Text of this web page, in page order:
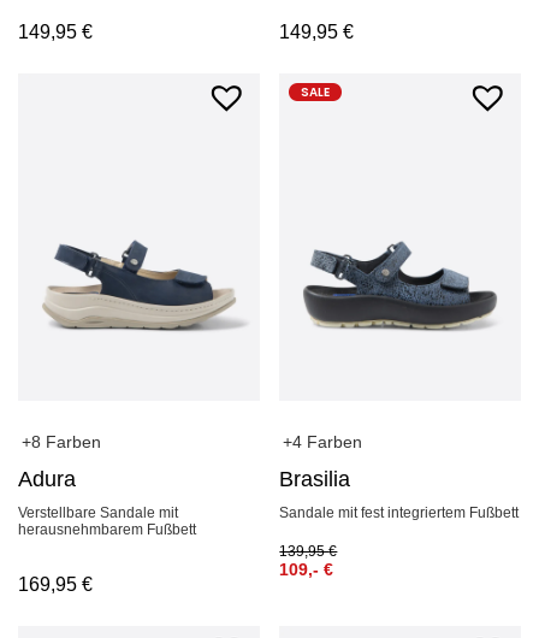
149,95 € 149,95€
+8 Farben
Adura
Verstellbare Sandale mit
herausnehmbarem Fußbett
169,95 €
SALE
+4 Farben
Brasilia
Sandale mit fest integriertem Fußbett
139,95€
109,-€